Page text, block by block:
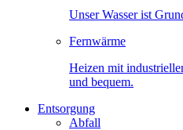
Unser Wasser ist
Fernwärme
Heizen mit
und bequem.
Entsorgung
Abfall